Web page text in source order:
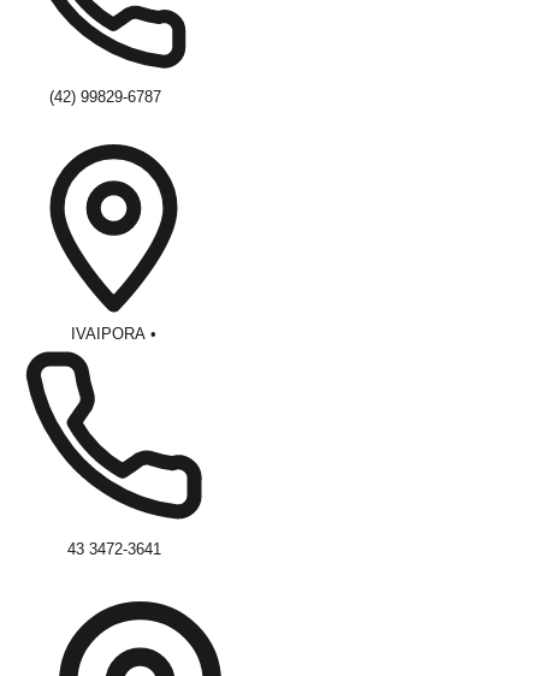
(42) 99829-6787
IVAIPORA •
43 3472-3641